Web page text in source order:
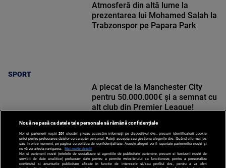
SPORT
Atmosferă din altă lume la
prezentarea lui Mohamed Salah la
Trabzonspor pe Papara Park
SPORT
A plecat de la Manchester City
pentru 50.000.000€ și a semnat cu
alt club din Premier League!
Nouă ne pasă ca datele tale personale să rămână confidențiale
Noi și partenerii noștri 201 stocăm și/sau accesăm informații pe dispozitivul dvs., precum identificatorii cookie
unici pentru prelucrarea datelor cu caracter personal. Puteți accepta sau gestiona alegerile dvs. făcând clic mai jos
sau în orice moment, pe pagina cu politica de confidențialitate. Aceste alegeri vor fi raportate partenerilor noștri și
nu vă vor afecta navigarea.
Mai multe detalii
Noi si partenerii nostri (retelele de socializare si agentiile de publicitate partenere, precum si furnizorii nostri de
servicii de date analitice) prelucram date pentru a permite website-ului sa functioneze, pentru a personaliza
continutul si anunturile publicitare afisate in functie de interesele si/sau profilul dvs., pentru a va oferi